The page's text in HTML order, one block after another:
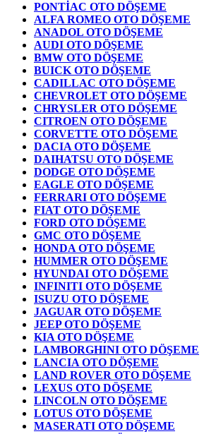
PONTİAC OTO DÖŞEME
ALFA ROMEO OTO DÖŞEME
ANADOL OTO DÖŞEME
AUDI OTO DÖŞEME
BMW OTO DÖŞEME
BUICK OTO DÖŞEME
CADILLAC OTO DÖŞEME
CHEVROLET OTO DÖŞEME
CHRYSLER OTO DÖŞEME
CITROEN OTO DÖŞEME
CORVETTE OTO DÖŞEME
DACIA OTO DÖŞEME
DAIHATSU OTO DÖŞEME
DODGE OTO DÖŞEME
EAGLE OTO DÖŞEME
FERRARI OTO DÖŞEME
FIAT OTO DÖŞEME
FORD OTO DÖŞEME
GMC OTO DÖŞEME
HONDA OTO DÖŞEME
HUMMER OTO DÖŞEME
HYUNDAI OTO DÖŞEME
INFINITI OTO DÖŞEME
ISUZU OTO DÖŞEME
JAGUAR OTO DÖŞEME
JEEP OTO DÖŞEME
KIA OTO DÖŞEME
LAMBORGHINI OTO DÖŞEME
LANCIA OTO DÖŞEME
LAND ROVER OTO DÖŞEME
LEXUS OTO DÖŞEME
LINCOLN OTO DÖŞEME
LOTUS OTO DÖŞEME
MASERATI OTO DÖŞEME